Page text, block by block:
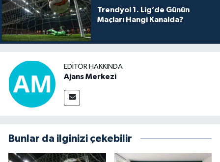
Trendyol 1. Lig’de Günün
Maçları Hangi Kanalda?
EDITÖR HAKKINDA
Ajans Merkezi
Bunlar da ilginizi çekebilir